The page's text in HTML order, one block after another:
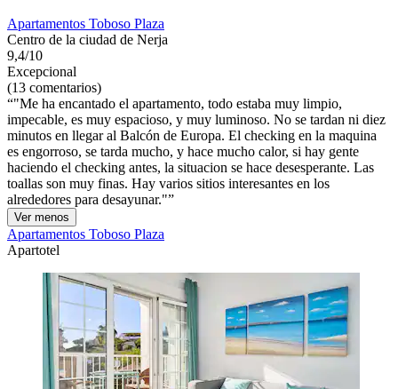
Apartamentos Toboso Plaza
Centro de la ciudad de Nerja
9,4/10
Excepcional
(13 comentarios)
"Me ha encantado el apartamento, todo estaba muy limpio,
impecable, es muy espacioso, y muy luminoso. No se tardan ni diez
minutos en llegar al Balcón de Europa. El checking en la maquina
es engorroso, se tarda mucho, y hace mucho calor, si hay gente
haciendo el checking antes, la situacion se hace desesperante. Las
toallas son muy finas. Hay varios sitios interesantes en los
alrededores para desayunar."
Ver menos
Apartamentos Toboso Plaza
Apartotel